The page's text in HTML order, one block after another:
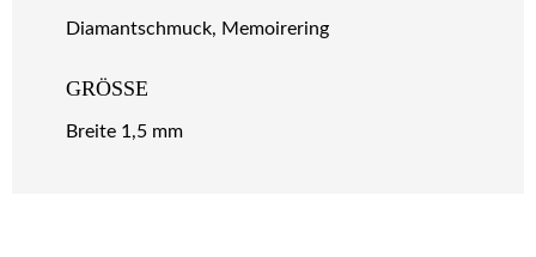
Diamantschmuck, Memoirering
GRÖSSE
Breite 1,5 mm